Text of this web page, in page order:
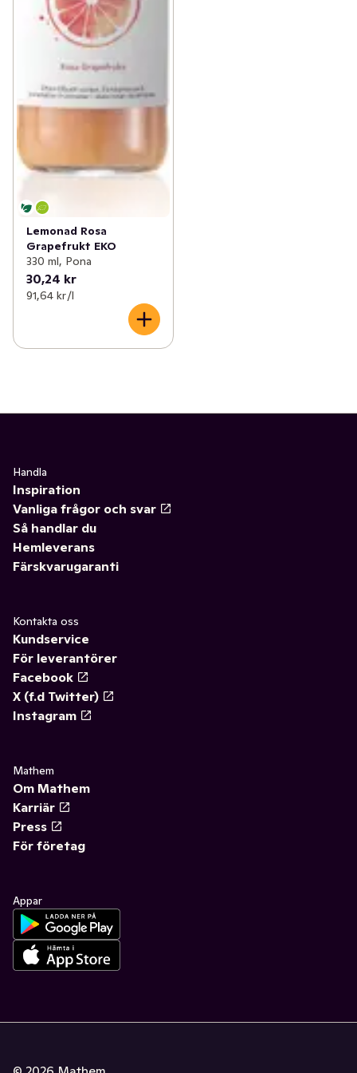
Lemonad Rosa
Grapefrukt EKO
330 ml, Pona
30,24 kr
91,64 kr /l
Handla
Inspiration
Vanliga frågor och svar
Så handlar du
Hemleverans
Färskvarugaranti
Kontakta oss
Kundservice
För leverantörer
Facebook
X (f.d Twitter)
Instagram
Mathem
Om Mathem
Karriär
Press
För företag
Appar